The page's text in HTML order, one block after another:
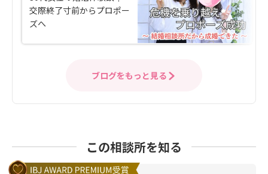
交際終了寸前からプロポー
ズへ
ブログをもっと見る
この相談所を知る